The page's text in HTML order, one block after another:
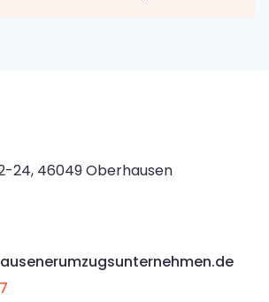
24, 46049 Oberhausen